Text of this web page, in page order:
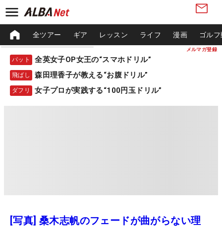
メルマガ登録
全ツアー ギア レッスン ライフ 漫画 ゴル
パット 全英女子OP女王の“スマホドリル”
飛ばし 森田理香子が教える“お腹ドリル”
ダフリ 女子プロが実践する“100円玉ドリル”
[写真] 桑木志帆のフェードが曲がらない理